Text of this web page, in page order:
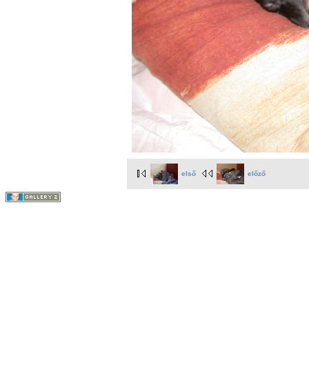
első előző